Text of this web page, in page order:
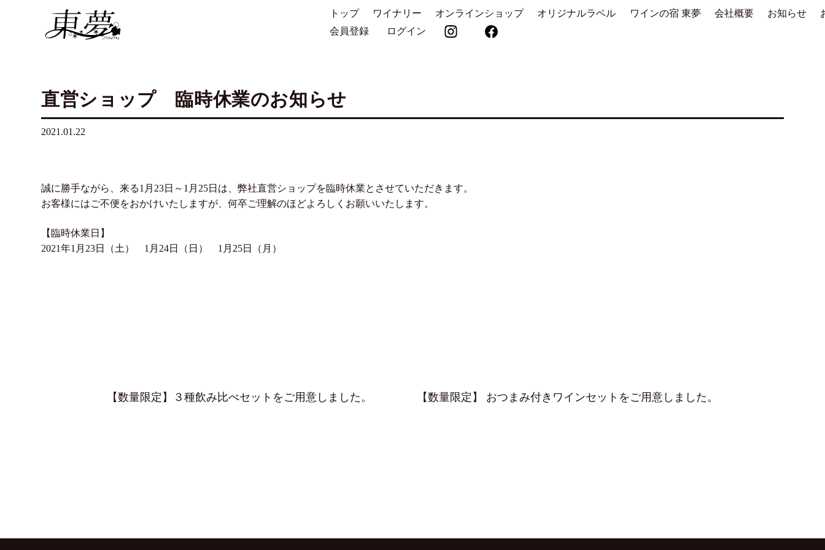
トップ ワイナリー オンラインショップ オリジナルラベル ワインの宿 東夢 会社概要 お知らせ
会員登録
ログイン
直営ショップ 臨時休業のお知らせ
2021.01.22
誠に勝手ながら、来る1月23日～1月25日は、弊社直営ショップを臨時休業とさせていただきます。
お客様にはご不便をおかけいたしますが、何卒ご理解のほどよろしくお願いいたします。
【臨時休業日】
2021年1月23日（土） 1月24日（日） 1月25日（月）
【数量限定】３種飲み比べセットをご用意しました。 【数量限定】 おつまみ付きワインセットをご用意しました。